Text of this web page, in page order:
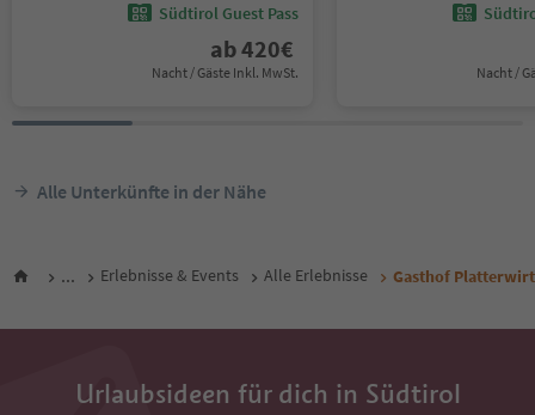
Südtirol Guest Pass
ab420€
Nacht / Gäste Inkl. MwSt. Nacht /
Alle Unterkünfte in der Nähe
... Erlebnisse & Events Alle Erlebnisse Gasthof Platterwirt
Urlaubsideen für dich in Südtirol